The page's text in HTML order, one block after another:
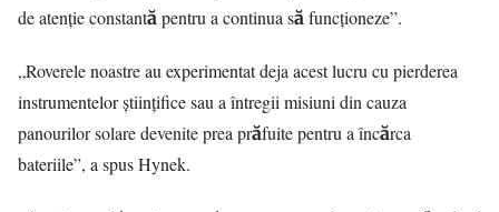
de atenție constantă pentru a continua să funcționeze”.
„Roverele noastre au experimentat deja acest lucru cu pierderea
instrumentelor științifice sau a întregii misiuni din cauza
panourilor solare devenite prea prăfuite pentru a încărca
bateriile”, a spus Hynek.